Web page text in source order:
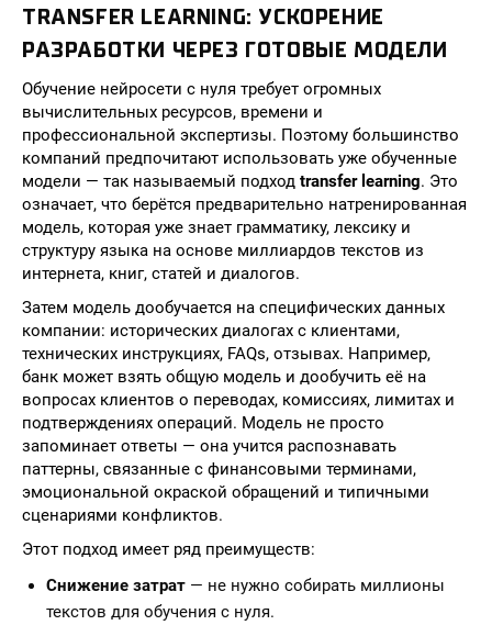
TRANSFER LEARNING: УСКОРЕНИЕ
РАЗРАБОТКИ ЧЕРЕЗ ГОТОВЫЕ МОДЕЛИ
Обучение нейросети с нуля требует огромных
вычислительных ресурсов, времени и
профессиональной экспертизы. Поэтому большинство
компаний предпочитают использовать уже обученные
модели — так называемый подход transfer learning. Это
означает, что берётся предварительно натренированная
модель, которая уже знает грамматику, лексику и
структуру языка на основе миллиардов текстов из
интернета, книг, статей и диалогов.
Затем модель дообучается на специфических данных
компании: исторических диалогах с клиентами,
технических инструкциях, FAQs, отзывах. Например,
банк может взять общую модель и дообучить её на
вопросах клиентов о переводах, комиссиях, лимитах и
подтверждениях операций. Модель не просто
запоминает ответы — она учится распознавать
паттерны, связанные с финансовыми терминами,
эмоциональной окраской обращений и типичными
сценариями конфликтов.
Этот подход имеет ряд преимуществ:
Снижение затрат — не нужно собирать миллионы
текстов для обучения с нуля.